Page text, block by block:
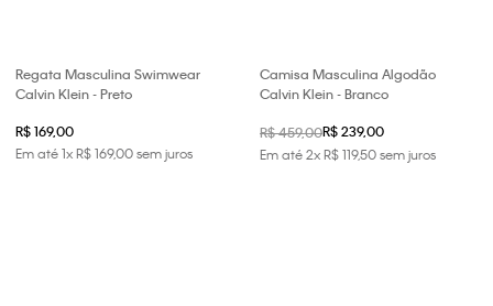
Regata Masculina Swimwear
Calvin Klein - Preto
R$ 169,00
Em até1xR$169,00sem juros
Camisa Masculina Algodão
Calvin Klein - Branco
R$ 459,00R$ 239,00
Em até2xR$119,50sem juros